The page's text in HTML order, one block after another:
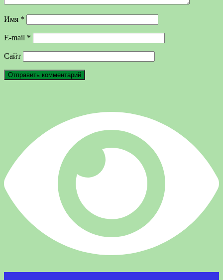
Имя *
E-mail *
Сайт